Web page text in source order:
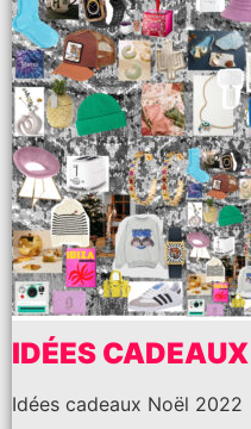
IDÉES
Idées cadeaux Noël 2022